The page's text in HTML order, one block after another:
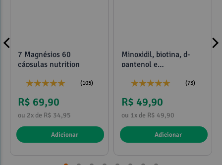
7 Magnésios 60
cápsulas nutrition
(105)
R$ 69,90
ou 2x de R$ 34,95
Adicionar
Minoxidil, biotina, d-
pantenol e
(73)
R$ 49,90
ou 1x de R$ 49,90
Adicionar